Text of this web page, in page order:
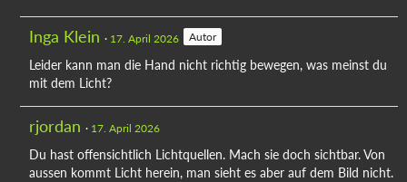
Inga Klein 17. April 2026 Autor
Leider kann man die Hand nicht richtig bewegen, was meinst du
mit dem Licht?
rjordan 17. April 2026
Du hast offensichtlich Lichtquellen. Mach sie doch sichtbar. Von
aussen kommt Licht herein, man sieht es aber auf dem Bild nicht.